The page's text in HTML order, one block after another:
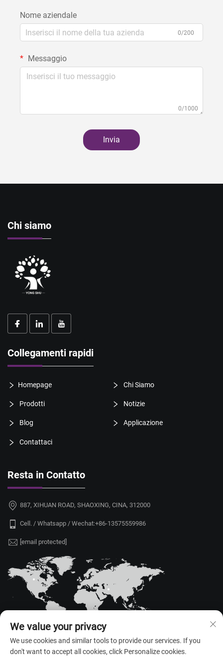
Nome aziendale
0/200
Messaggio
0/1000
Invia
Chi siamo
Collegamenti rapidi
Homepage Chi Siamo
Prodotti Notizie
Blog Applicazione
Contattaci
Resta in Contatto
887, XIHUAN ROAD, SHAOXING, CINA, 312000
Cell. / Whatsapp / Wechat:+86-13575559986
[email protected]
We value your privacy
We use cookies and similar tools to provide our services. If you
don't want to accept all cookies, click Personalize cookies.